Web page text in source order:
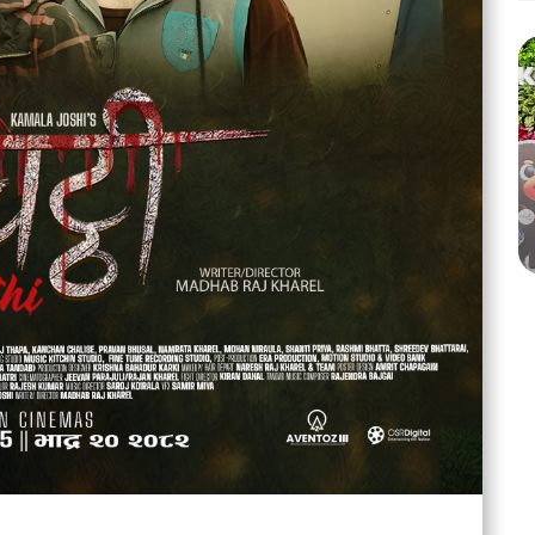
उच्च
मलेसियामा नेपालको ऐतिहासिक गौरव : दिप्सन कार्की बने ‘किड्स
टुरिज्म एम्बासडर युनिभर्स वर्ल्ड २०२६
Aug 06